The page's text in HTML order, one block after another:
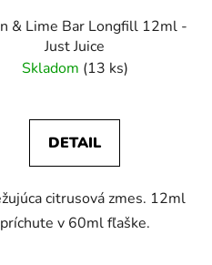
& Lime Bar Longfill 12ml -
Just Juice
Skladom (13 ks)
DETAIL
citrusová zmes. 12ml
príchute v 60ml fľaške.